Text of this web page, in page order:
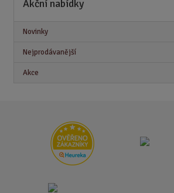
Akční nabídky
Novinky
Nejprodávanější
Akce